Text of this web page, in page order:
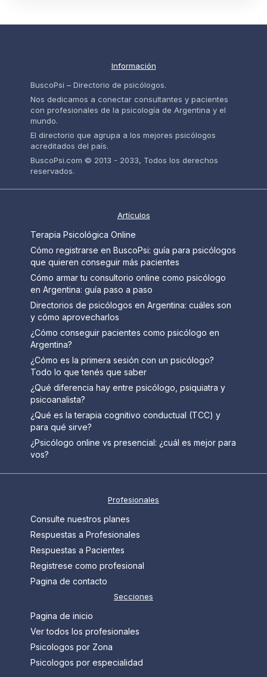
Información
BuscoPsi – Directorio de psicólogos.
Nos dedicamos a conectar consultantes y pacientes
con profesionales de la psicología de Argentina y el
mundo.
El directorio que agrupa a los mejores psicólogos
acreditados del país.
BuscoPsi.com © 2013 - 2033, Todos los derechos
reservados.
Artículos
Terapia Psicológica Online
Cómo registrarse en BuscoPsi: guía para psicólogos
que quieren conseguir más pacientes
Cómo armar tu consultorio online como psicólogo
en Argentina: guía paso a paso
Directorios de psicólogos en Argentina: cuáles son
y cómo aprovecharlos
¿Cómo conseguir pacientes como psicólogo en
Argentina?
¿Cómo es la primera sesión con un psicólogo?
Todo lo que tenés que saber
¿Qué diferencia hay entre psicólogo, psiquiatra y
psicoanalista?
¿Qué es la terapia cognitivo conductual (TCC) y
para qué sirve?
¿Psicólogo online vs presencial: ¿cuál es mejor para
vos?
Profesionales
Consulte nuestros planes
Respuestas a Profesionales
Respuestas a Pacientes
Registrese como profesional
Pagina de contacto
Secciones
Pagina de inicio
Ver todos los profesionales
Psicologos por Zona
Psicologos por especialidad